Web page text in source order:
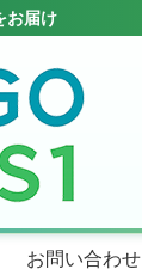
お問い合わせ